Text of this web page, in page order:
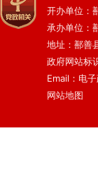
开办单位：
承办单位：
地址：鄯善
政府网站标
Email：电
网站地图